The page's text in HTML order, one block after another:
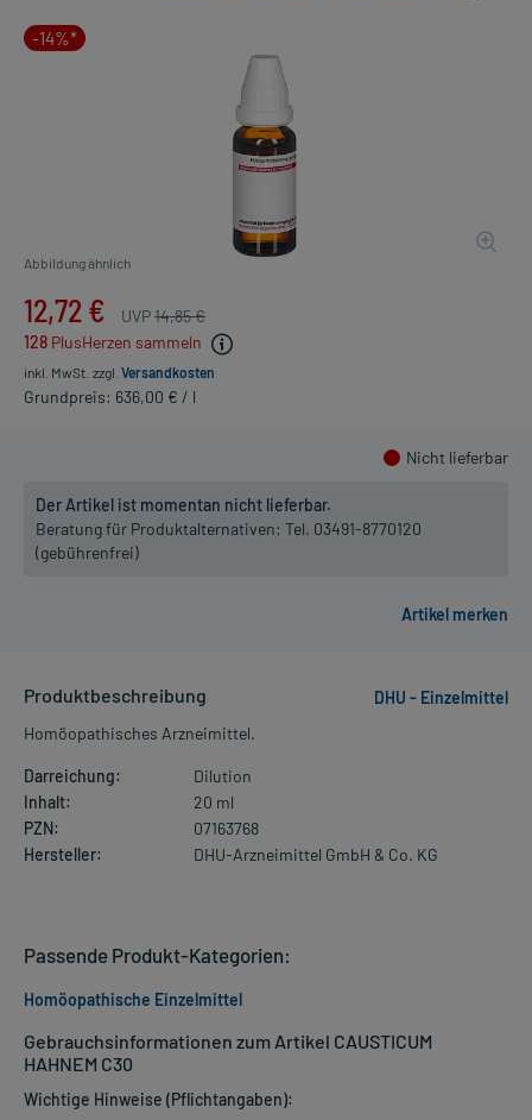
-14%*
Abbildung ähnlich
12,72 € UVP14,85 €
128 PlusHerzen sammeln
inkl. MwSt. zzgl. Versandkosten
Grundpreis: 636,00 € / l
Nicht lieferbar
Der Artikel ist momentan nicht lieferbar.
Beratung für Produktalternativen: Tel. 03491-8770120
(gebührenfrei)
Produktbeschreibung
DHU - Einzelmittel
Homöopathisches Arzneimittel.
Darreichung:
Dilution
Inhalt:
20 ml
PZN:
07163768
Hersteller:
DHU-Arzneimittel GmbH & Co. KG
Gebrauchsinformationen zum Artikel CAUSTICUM
HAHNEM C30
Wichtige Hinweise (Pflichtangaben):
Passende Produkt-Kategorien:
Homöopathische Einzelmittel